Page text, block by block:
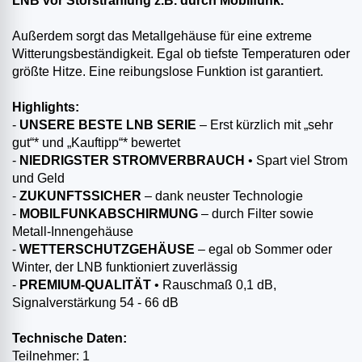
Außerdem sorgt das Metallgehäuse für eine extreme
Witterungsbeständigkeit. Egal ob tiefste Temperaturen oder
größte Hitze. Eine reibungslose Funktion ist garantiert.
Highlights:
- UNSERE BESTE LNB SERIE – Erst kürzlich mit „sehr
gut“* und „Kauftipp“* bewertet
- NIEDRIGSTER STROMVERBRAUCH • Spart viel Strom
und Geld
- ZUKUNFTSSICHER – dank neuster Technologie
- MOBILFUNKABSCHIRMUNG – durch Filter sowie
Metall-Innengehäuse
- WETTERSCHUTZGEHÄUSE – egal ob Sommer oder
Winter, der LNB funktioniert zuverlässig
- PREMIUM-QUALITÄT • Rauschmaß 0,1 dB,
Signalverstärkung 54 - 66 dB
Technische Daten:
Teilnehmer: 1